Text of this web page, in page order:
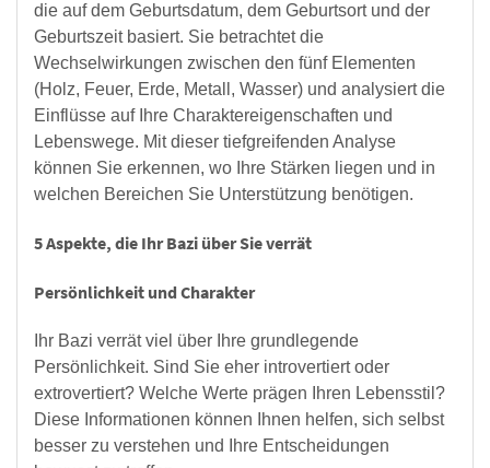
die auf dem Geburtsdatum, dem Geburtsort und der
Geburtszeit basiert. Sie betrachtet die
Wechselwirkungen zwischen den fünf Elementen
(Holz, Feuer, Erde, Metall, Wasser) und analysiert die
Einflüsse auf Ihre Charaktereigenschaften und
Lebenswege. Mit dieser tiefgreifenden Analyse
können Sie erkennen, wo Ihre Stärken liegen und in
welchen Bereichen Sie Unterstützung benötigen.
5 Aspekte, die Ihr Bazi über Sie verrät
Persönlichkeit und Charakter
Ihr Bazi verrät viel über Ihre grundlegende
Persönlichkeit. Sind Sie eher introvertiert oder
extrovertiert? Welche Werte prägen Ihren Lebensstil?
Diese Informationen können Ihnen helfen, sich selbst
besser zu verstehen und Ihre Entscheidungen